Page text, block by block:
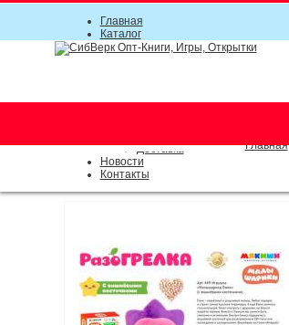
Главная
Каталог
Прайс-листы
Доставка
Новости
Контакты
Главная